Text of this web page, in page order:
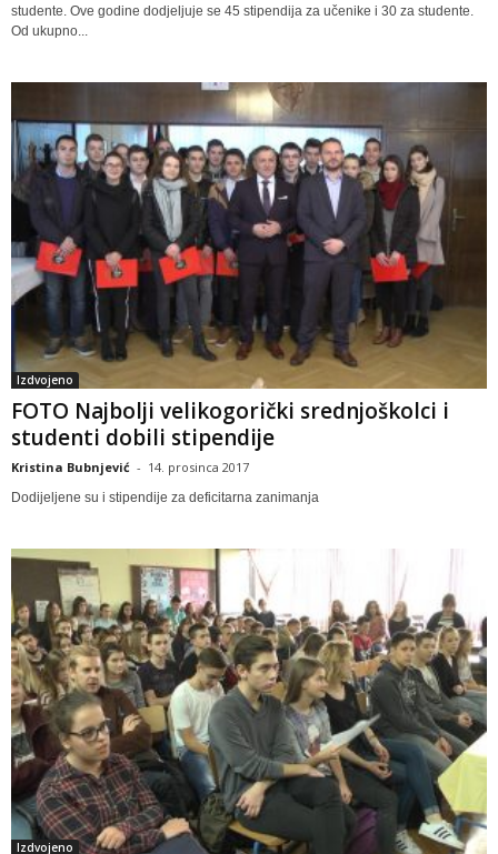
studente. Ove godine dodjeljuje se 45 stipendija za učenike i 30 za studente.
Od ukupno...
Izdvojeno
FOTO Najbolji velikogorički srednjoškolci i
studenti dobili stipendije
Kristina Bubnjević - 14. prosinca 2017
Dodijeljene su i stipendije za deficitarna zanimanja
Izdvojeno